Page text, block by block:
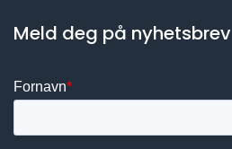
Meld deg på nyhetsbrev